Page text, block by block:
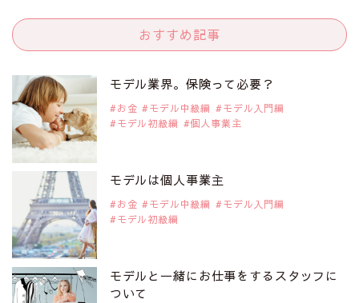
2019年9月29日
是非ご覧ください。
注目モデル 水原佑果さん
2019年9月29日
是非ご覧ください。
注目モデル CHIHARUさん
2019年9月29日
注目モデルを1名追加いたしました。
是非ご覧ください。
注目モデル 藤井サチさん
おすすめ記事
モデル業界。保険って必要？
お金 モデル中級編
モデル入門編
モデル初級編
個人事業主
モデルは個人事業主
お金 モデル中級編
モデル入門編
モデル初級編
モデルと一緒にお仕事をするスタッフに
ついて